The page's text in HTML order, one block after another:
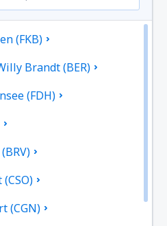
(FKB)
Brandt (BER)
(FDH)
(CGN)